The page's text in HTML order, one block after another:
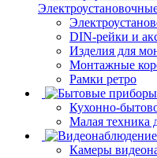
DIN-рейки и
Изделия для
Монтажные
Рамки ретро
Кухонно-
Малая техника
Камеры